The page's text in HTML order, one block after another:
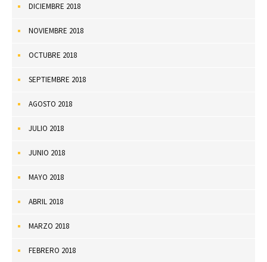
DICIEMBRE 2018
NOVIEMBRE 2018
OCTUBRE 2018
SEPTIEMBRE 2018
AGOSTO 2018
JULIO 2018
JUNIO 2018
MAYO 2018
ABRIL 2018
MARZO 2018
FEBRERO 2018